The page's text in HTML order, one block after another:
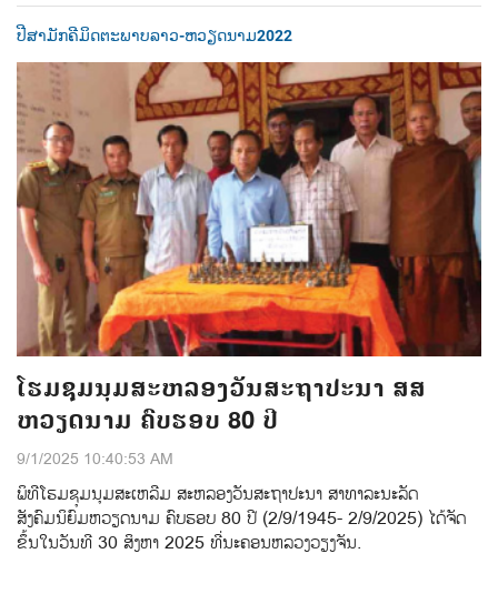
ປີສາມັກຄີມິດຕະພາບລາວ-ຫວຽດນາມ2022
ໂຮມຊຸມນຸມສະຫລອງວັນສະຖາປະນາ ສສ
ຫວຽດນາມ ຄົບຮອບ 80 ປີ
9/1/2025 10:40:53 AM
ພິທີໂຮມຊຸມນຸມສະເຫລີມ ສະຫລອງວັນສະຖາປະນາ ສາທາລະນະລັດ
ສັງຄົມນິຍົມຫວຽດນາມ ຄົບຮອບ 80 ປີ (2/9/1945- 2/9/2025) ໄດ້ຈັດ
ຂຶ້ນໃນວັນທີ 30 ສິງຫາ 2025 ທີ່ນະຄອນຫລວງວຽງຈັນ.